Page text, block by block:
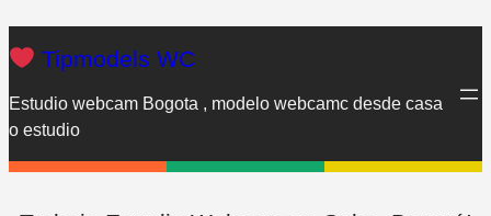
al
contenido
Tipmodels WC
Estudio webcam Bogota , modelo webcamc desde casa
o estudio